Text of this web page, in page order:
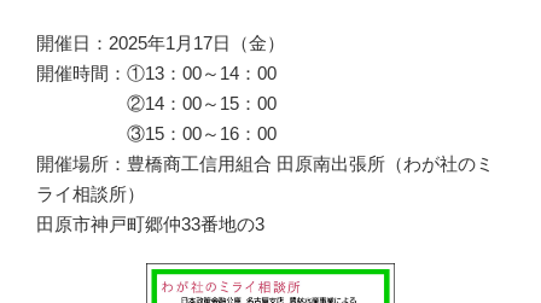
開催日：2025年1月17日（金）
開催時間：①13：00～14：00
②14：00～15：00
③15：00～16：00
開催場所：豊橋商工信用組合 田原南出張所（わが社のミ
ライ相談所）
田原市神戸町郷仲33番地の3